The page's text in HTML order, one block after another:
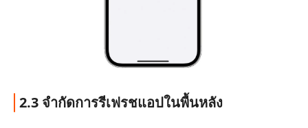
2.3 จำกัดการรีเฟรชแอปในพื้นหลัง